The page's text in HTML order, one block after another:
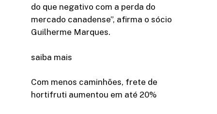
do que negativo com a perda do
mercado canadense”, afirma o sócio
Guilherme Marques.
saiba mais
Com menos caminhões, frete de
hortifruti aumentou em até 20%